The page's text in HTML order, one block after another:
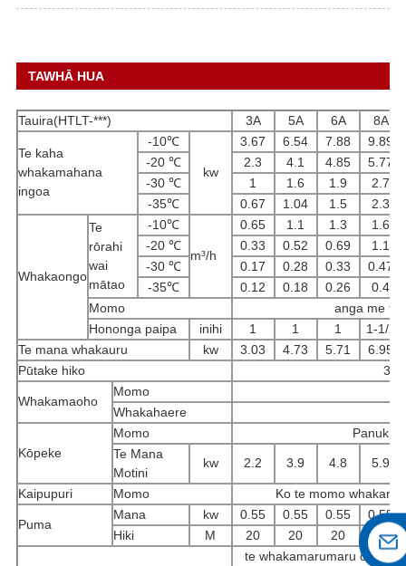
TAWHĀ HUA
Tauira(HTLT-***) 3A 5A 6A 8A
Te kaha
whakamahana
ingoa
-10℃
kw
3.67 6.54 7.88
9.89
-20 ℃
2.3 4.1 4.85
5.77
-30 ℃
1 1.6 1.9
2.7
-35℃
0.67 1.04 1.5 2.3
Whakaongo
Te
rōrahi
wai
mātao
-10℃
m³/h
0.65 1.1 1.3
1.6
-20 ℃
0.33 0.52 0.69
1.1
-30 ℃
0.17 0.28 0.33
0.47
-35℃
0.12 0.18 0.26
0.4
Momo
anga me te
Hononga paipa
inihi 1 1 1
1-1/2
Te mana whakauru
kw 3.03 4.73 5.71
6.95
Pūtake hiko
Whakamaoho
Momo
Whakahaere
Kōpeke
Momo
Panuku
Te Mana
Motini
kw 2.2 3.9 4.8 5.9
Kaipupuri Momo Ko te momo
Puma
Mana kw 0.55 0.55 0.55
0.55
Hiki
M 20 20 20 20
te whakamarumaru o roto,